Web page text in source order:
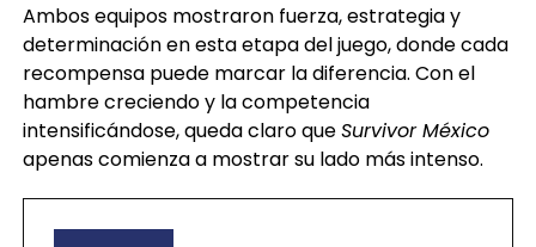
Ambos equipos mostraron fuerza, estrategia y
determinación en esta etapa del juego, donde cada
recompensa puede marcar la diferencia. Con el
hambre creciendo y la competencia
intensificándose, queda claro queSurvivor México
apenas comienza a mostrar su lado más intenso.